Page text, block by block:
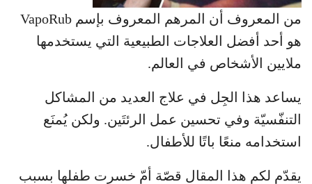
من المعروف أن المرهم المعروف بإسم VapoRub
هو أحد أفضل العلاجات الطبيعية التي يستخدمها
ملايين الأشخاص في العالم.
يساعد هذا الجِل في علاج العديد من المشاكل
التنفّسيّة وفي تحسين عمل الرئتَين. ولكن يُمنَع
استخدامه منعًا باتًا للأطفال.
يقدّم لكم هذا المقال قصّة أمّ خسرت طفلها بسبب